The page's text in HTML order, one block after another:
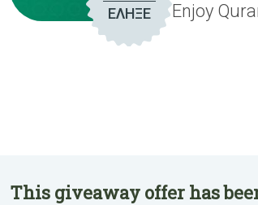
ΕΛΗΞΕ
Enjoy
This giveaway offer has